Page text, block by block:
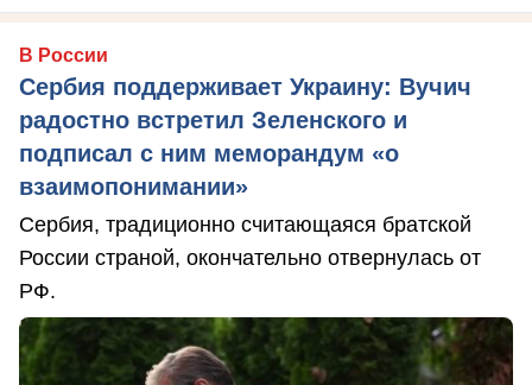
В России
Сербия поддерживает Украину: Вучич
радостно встретил Зеленского и
подписал с ним меморандум «о
взаимопонимании»
Сербия, традиционно считающаяся братской
России страной, окончательно отвернулась от
РФ.